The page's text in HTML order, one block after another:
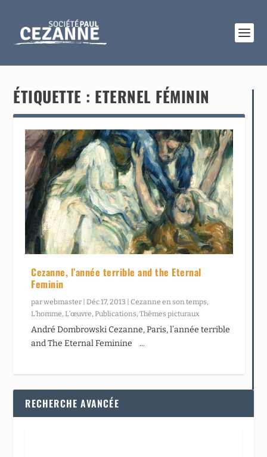
ÉTIQUETTE : ETERNEL FÉMININ
Cezanne, l’année terrible and the Eternal
Feminin
parwebmaster Déc 17, 2013 |Cezanne en son temps
L’homme L’œuvre Publications ,Thèmes picturaux
André Dombrowski Cezanne, Paris, l’année terrible
and The Eternal Feminine ...
RECHERCHE AVANCÉE